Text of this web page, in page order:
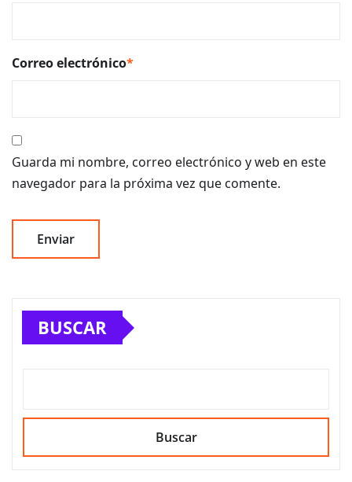
Correo electrónico*
Guarda mi nombre, correo electrónico y web en este
navegador para la próxima vez que comente.
BUSCAR
Buscar